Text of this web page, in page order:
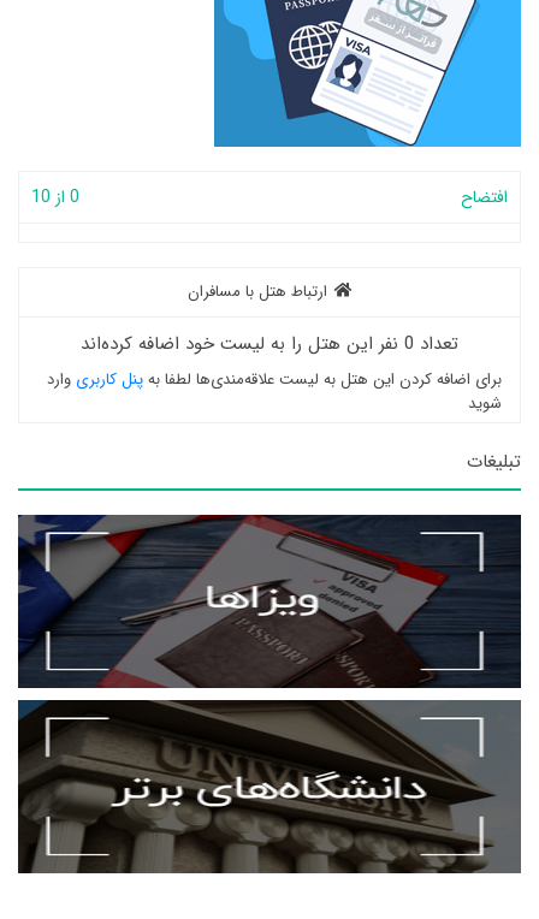
افتضاح 0 از 10
ارتباط هتل با مسافران
تعداد 0 نفر این هتل را به لیست خود اضافه کرده‌اند
برای اضافه کردن این هتل به لیست علاقه‌مندی‌ها لطفا بهپنل کاربری وارد
شوید
تبلیغات